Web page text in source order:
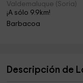
Valdemaluque (Soria)
¡A sólo 9.9km!
Barbacoa
Descripción de